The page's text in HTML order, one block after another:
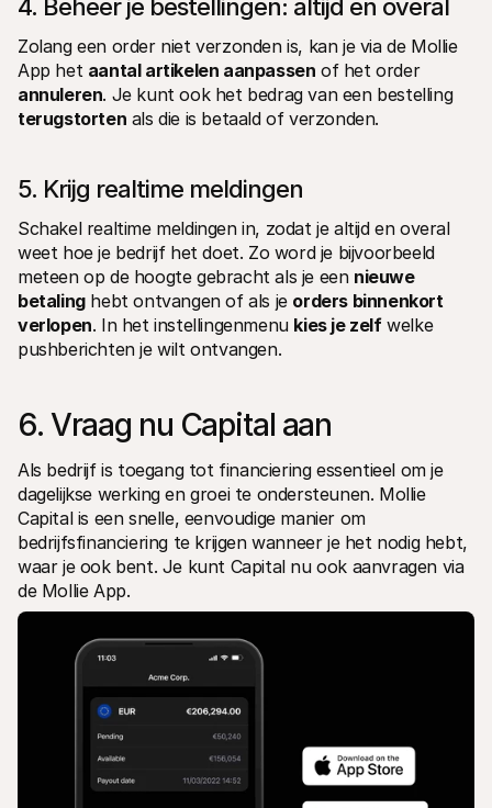
4. Beheer je bestellingen: altijd en overal
Zolang een order niet verzonden is, kan je via de Mollie
App het aantal artikelen aanpassen
of het order
annuleren
. Je kunt ook het bedrag van een bestelling
terugstorten als die is betaald of verzonden.
5. Krijg realtime meldingen
Schakel realtime meldingen in, zodat je altijd en overal
weet hoe je bedrijf het doet. Zo word je bijvoorbeeld
meteen op de hoogte gebracht als je een nieuwe
betaling hebt ontvangen of als je orders binnenkort
verlopen. In het instellingenmenu kies je zelf welke
pushberichten je wilt ontvangen.
6. Vraag nu Capital aan
Als bedrijf is toegang tot financiering essentieel om je
dagelijkse werking en groei te ondersteunen. Mollie
Capital is een snelle, eenvoudige manier om
bedrijfsfinanciering te krijgen wanneer je het nodig hebt,
waar je ook bent. Je kunt Capital nu ook aanvragen via
de Mollie App.